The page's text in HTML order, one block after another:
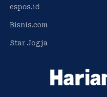
espos.id
Bisnis.com
Star Jogja